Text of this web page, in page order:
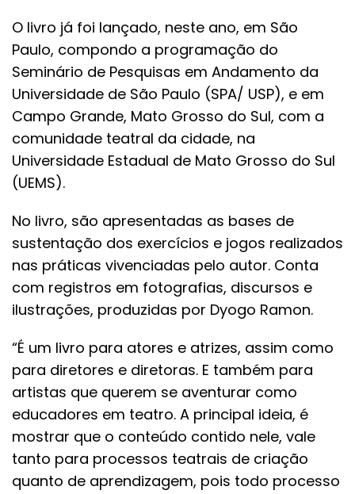
O livro já foi lançado, neste ano, em São
Paulo, compondo a programação do
Seminário de Pesquisas em Andamento da
Universidade de São Paulo (SPA/ USP), e em
Campo Grande, Mato Grosso do Sul, com a
comunidade teatral da cidade, na
Universidade Estadual de Mato Grosso do Sul
(UEMS).
No livro, são apresentadas as bases de
sustentação dos exercícios e jogos realizados
nas práticas vivenciadas pelo autor. Conta
com registros em fotografias, discursos e
ilustrações, produzidas por Dyogo Ramon.
“É um livro para atores e atrizes, assim como
para diretores e diretoras. E também para
artistas que querem se aventurar como
educadores em teatro. A principal ideia, é
mostrar que o conteúdo contido nele, vale
tanto para processos teatrais de criação
quanto de aprendizagem, pois todo processo